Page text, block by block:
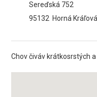
Sereďská 752
95132 Horná Kráľová
Chov čiváv krátkosrstých